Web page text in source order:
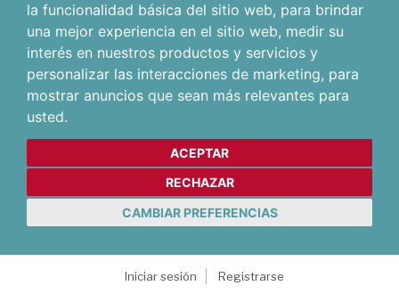
la funcionalidad básica del sitio web, para brindar
una mejor experiencia en el sitio web, medir su
interés en nuestros productos y servicios y
personalizar las interacciones de marketing, para
mostrar anuncios que sean más relevantes para
usted.
ACEPTAR
RECHAZAR
CAMBIAR PREFERENCIAS
Iniciar sesión
Registrarse